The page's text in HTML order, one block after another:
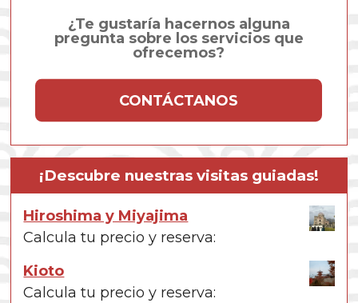
¿Te gustaría hacernos alguna
pregunta sobre los servicios que
ofrecemos?
CONTÁCTANOS
¡Descubre nuestras visitas guiadas!
Hiroshima y Miyajima
Calcula tu precio y reserva:
Kioto
Calcula tu precio y reserva: